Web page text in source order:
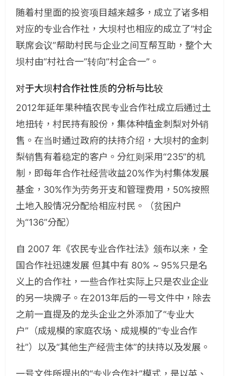
随着村里面的投资项目越来越多，成立了诸多相
对应的专业合作社，大坝村也相应的成立了“村企
联席会议”帮助村民与企业之间互帮互助，整个大
坝村由“村社合一”转向“村企合一”。
对于大坝村合作社性质的分析与比较
2012年延年果种植农民专业合作社成立后通过土
地扭转，村民持有股份，集体种植金刺梨对外销
售。在当时通过政府的扶持介绍，大坝村的金刺
梨销售有着稳定的客户。分红则采用“235”的机
制，即每年合作社经营收益20%作为村集体发展
基金，30%作为劳务开支和管理费用，50%按照
土地入股情况分配给相应村民。（贫困户
为“136”分配）
自 2007 年《农民专业合作社法》颁布以来，全
国合作社迅速发展 但其中有 80% ~ 95%只是名
义上的合作社，一些合作社实际上只是农业企业
的另一块牌子。在2013年后的一号文件中，除去
之前一直提及的龙头企业之外添加了“专业大
户”（成规模的家庭农场、成规模的“专业合作
社”）以及“其他生产经营主体”的扶持以及发展。
一号文件所提出的“专业合作社”模式，是以英、